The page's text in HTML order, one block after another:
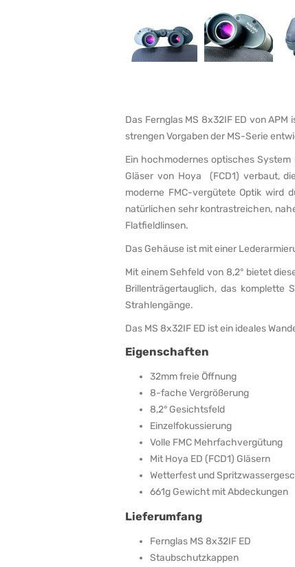
Das Fernglas MS 8x32IF ED von
strengen Vorgaben der MS-Serie
Ein hochmodernes optisches
Gläser von Hoya (FCD1) verbaut,
moderne FMC-vergütete Optik wird
natürlichen sehr kontrastreichen,
Flatfieldlinsen.
Das Gehäuse ist mit einer
Mit einem Sehfeld von 8,2° bietet
Brillenträgertauglich, das komplette
Strahlengänge.
Das MS 8x32IF ED ist ein ideales
Eigenschaften
32mm freie Öffnung
8-fache Vergrößerung
8,2° Gesichtsfeld
Einzelfokussierung
Volle FMC Mehrfachvergütung
Mit Hoya ED (FCD1) Gläsern
Wetterfest und
661g Gewicht mit Abdeckungen
Lieferumfang
Fernglas MS 8x32IF ED
Staubschutzkappen